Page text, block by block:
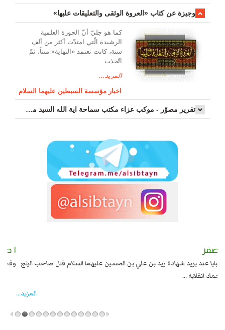
وجیزة عن کتاب «العروة الوثقی والتعلیقات علیها»
کما هو جليّ أنّ الحوزة العلمیة
الرشیدة الّتي امتدّت أكثر من ألف
سنة، كانت تعتمد «النهاية» متناً، ثمّ
اتّخذت
المزيد...
اخبار مؤسسة السبطين عليهما السلام
تقرير مصوّر - موكب عزاء مکتب سماحة اية الله السيد مرتضى الموسوي الاصفهاني في يوم إستشهاد السيدة فاطم...
٢ صفر
السبايا عند يزيد شهادة زيد بن علي بن الحسين عليهما السلام قتل صاحب الزنج
واخماد انقلابه ...
المزید...